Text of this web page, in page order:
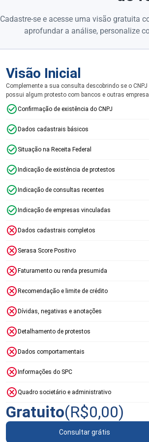
Cadastre-se e acesse uma visão gratuita
aprofundar a análise, personalize
Visão Inicial
Complemente a sua consulta descobrindo se o CNPJ
possui algum protesto com bancos e outras
Confirmação de existência do CNPJ
Dados cadastrais básicos
Situação na Receita Federal
Indicação de existência de protestos
Indicação de consultas recentes
Indicação de empresas vinculadas
Dados cadastrais completos
Serasa Score Positivo
Faturamento ou renda presumida
Recomendação e limite de crédito
Dívidas, negativas e anotações
Detalhamento de protestos
Dados comportamentais
Informações do SPC
Quadro societário e administrativo
Gratuito(R$0,00)
Consultar grátis